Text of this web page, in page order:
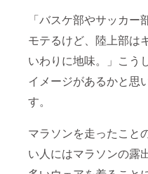
「バスケ部やサッカー
モテるけど、陸上部は
いわりに地味。」こう
イメージがあるかと思
す。
マラソンを走ったこと
い人にはマラソンの露